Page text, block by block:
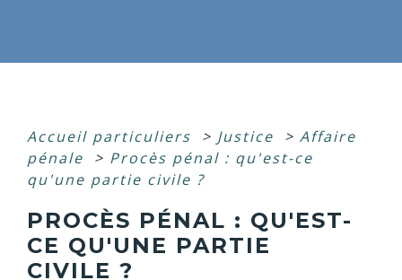
Accueil particuliers > Justice > Affaire
pénale
> Procès pénal : qu'est-ce
qu'une partie civile ?
PROCÈS PÉNAL : QU'EST-
CE QU'UNE PARTIE
CIVILE ?